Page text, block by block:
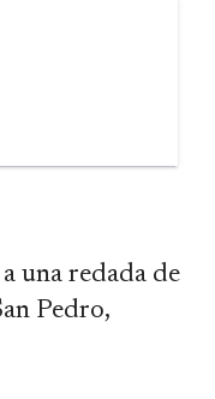
una redada de
Pedro,